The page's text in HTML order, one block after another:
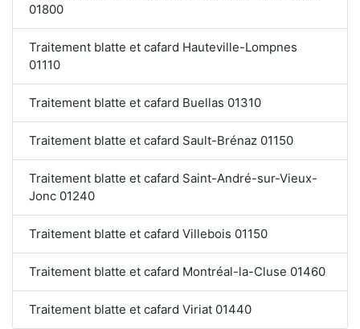
01800
Traitement blatte et cafard Hauteville-Lompnes
01110
Traitement blatte et cafard Buellas 01310
Traitement blatte et cafard Sault-Brénaz 01150
Traitement blatte et cafard Saint-André-sur-Vieux-
Jonc 01240
Traitement blatte et cafard Villebois 01150
Traitement blatte et cafard Montréal-la-Cluse 01460
Traitement blatte et cafard Viriat 01440